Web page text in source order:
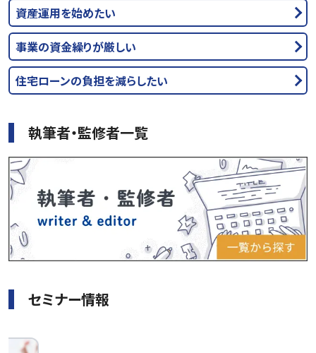
資産運用を始めたい
事業の資金繰りが厳しい
住宅ローンの負担を減らしたい
執筆者・監修者一覧
セミナー情報